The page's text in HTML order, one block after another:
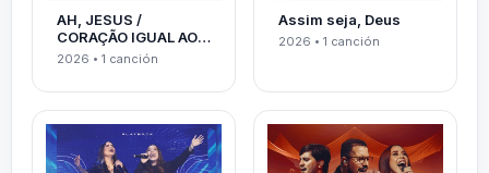
AH, JESUS /
CORAÇÃO IGUAL AO
TEU
2026 • 1 canción
Assim seja, Deus
2026 • 1 canción